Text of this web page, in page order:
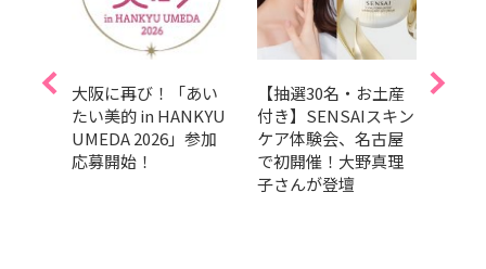
大阪に再び！「あい
たい美的 in HANKYU
UMEDA 2026」参加
応募開始！
【抽選30名・お土産
付き】SENSAIスキン
ケア体験会、名古屋
で初開催！大野真理
子さんが登壇
【あ